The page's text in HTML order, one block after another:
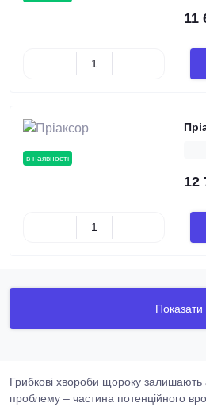
11
в наявності
12
Грибкові хвороби щороку залишають
проблему – частина потенційного